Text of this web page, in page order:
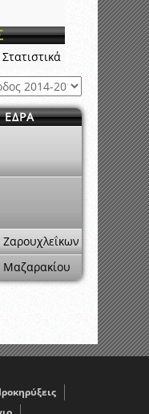
Στατιστικά
ΕΔΡΑ
Ζαρουχλεΐκων
Μαζαρακίου